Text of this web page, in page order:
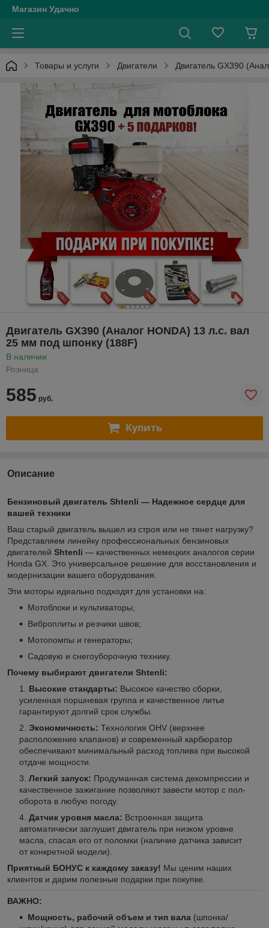
Магазин Удачно
Товары и услуги Двигатели Двигатель GX390
Двигатель GX390 (Аналог HONDA) 13 л.с. вал
25 мм под шпонку (188F)
В наличии
Розница
585 руб.
Купить
Описание
Бензиновый двигатель Shtenli — Надежное сердце для
вашей техники
Ваш старый двигатель вышел из строя или не тянет нагрузку?
Представляем линейку профессиональных бензиновых
двигателей Shtenli — качественных немецких аналогов серии
Honda GX. Это универсальное решение для восстановления и
модернизации вашего оборудования.
Эти моторы идеально подходят для установки на:
Мотоблоки и культиваторы;
Виброплиты и резчики швов;
Мотопомпы и генераторы;
Садовую и снегоуборочную технику.
Почему выбирают двигатели Shtenli:
Высокие стандарты: Высокое качество сборки,
усиленная поршневая группа и качественное литье
гарантируют долгий срок службы.
Экономичность: Технология OHV (верхнее
расположение клапанов) и современный карбюратор
обеспечивают минимальный расход топлива при высокой
отдаче мощности.
Легкий запуск: Продуманная система декомпрессии и
качественное зажигание позволяют завести мотор с пол-
оборота в любую погоду.
Датчик уровня масла: Встроенная защита
автоматически заглушит двигатель при низком уровне
масла, спасая его от поломки (наличие датчика зависит
от конкретной модели).
Приятный БОНУС к каждому заказу! Мы ценим наших
клиентов и дарим полезные подарки при покупке.
ВАЖНО:
Мощность, рабочий объем и тип вала (шпонка/